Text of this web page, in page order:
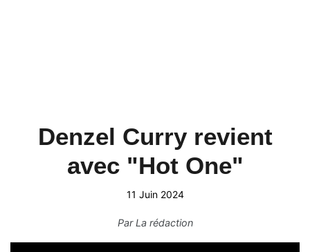
Denzel Curry revient
avec "Hot One"
11 Juin 2024
ParLa rédaction